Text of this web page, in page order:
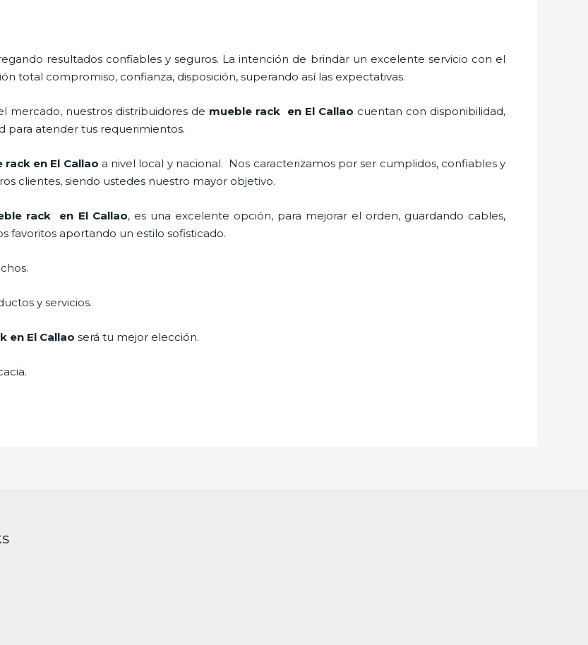
resultados confiables y seguros. La intención de brindar un excelente servicio con el
total compromiso, confianza, disposición, superando así las expectativas.
mercado, nuestros distribuidores de mueble rack en El Callao cuentan con disponibilidad,
para atender tus requerimientos.
rack en El Callao a nivel local y nacional. Nos caracterizamos por ser cumplidos, confiables y
clientes, siendo ustedes nuestro mayor objetivo.
rack en El Callao, es una excelente opción, para mejorar el orden, guardando cables,
favoritos aportando un estilo sofisticado.
y servicios.
en El Callao será tu mejor elección.